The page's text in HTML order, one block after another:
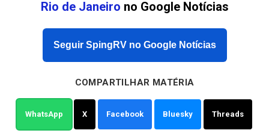
Rio de Janeiro no Google Notícias
Seguir SpingRV no Google Notícias
COMPARTILHAR MATÉRIA
WhatsApp X Facebook Bluesky Threads